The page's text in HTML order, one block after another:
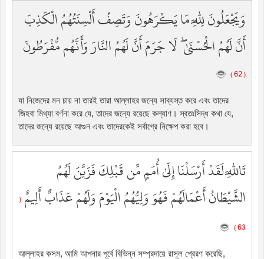
وَيَجْعَلُونَ لِلَّهِ مَا يَكْرَهُونَ وَتَصِفُ أَلْسِنَتُهُمُ الْكَذِبَ
أَنَّ لَهُمُ الْحُسْنَىٰ ۖ لَا جَرَمَ أَنَّ لَهُمُ النَّارَ وَأَنَّهُم مُّفْرَطُونَ
( 62 )
যা নিজেদের মন চায় না তারই তারা আল্লাহর জন্যে সাব্যস্ত করে এবং তাদের
জিহবা মিথ্যা বর্ণনা করে যে, তাদের জন্যে রয়েছে কল্যাণ। স্বতঃসিদ্ধ কথা যে,
তাদের জন্যে রয়েছে আগুন এবং তাদেরকেই সর্বাগ্রে নিক্ষেপ করা হবে।
تَاللَّهِ لَقَدْ أَرْسَلْنَا إِلَىٰ أُمَمٍ مِّن قَبْلِكَ فَزَيَّنَ لَهُمُ
الشَّيْطَانُ أَعْمَالَهُمْ فَهُوَ وَلِيُّهُمُ الْيَوْمَ وَلَهُمْ عَذَابٌ أَلِيمٌ (
63 )
আল্লাহর কসম, আমি আপনার পূর্বে বিভিন্ন সম্প্রদায়ে রাসূল প্রেরণ করেছি,